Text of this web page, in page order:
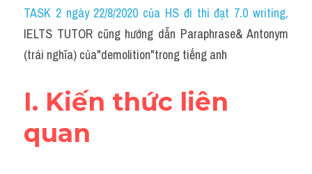
Idiom
Grammar
Word form
Cách dùng từ
TASK 2 ngày 22/8/2020 của HS đi thi đạt 7.0 writing,
IELTS TUTOR cũng hướng dẫn Paraphrase& Antonym
(trái nghĩa) của"demolition"trong tiếng anh
I. Kiến thức liên
quan